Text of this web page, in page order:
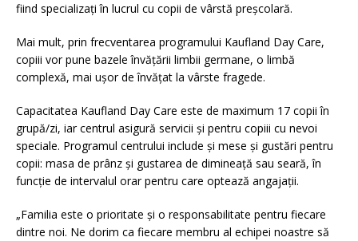
fiind specializați în lucrul cu copii de vârstă preșcolară.
Mai mult, prin frecventarea programului Kaufland Day Care,
copiii vor pune bazele învățării limbii germane, o limbă
complexă, mai ușor de învățat la vârste fragede.
Capacitatea Kaufland Day Care este de maximum 17 copii în
grupă/zi, iar centrul asigură servicii și pentru copiii cu nevoi
speciale. Programul centrului include și mese și gustări pentru
copii: masa de prânz și gustarea de dimineață sau seară, în
funcție de intervalul orar pentru care optează angajații.
„Familia este o prioritate și o responsabilitate pentru fiecare
dintre noi. Ne dorim ca fiecare membru al echipei noastre să